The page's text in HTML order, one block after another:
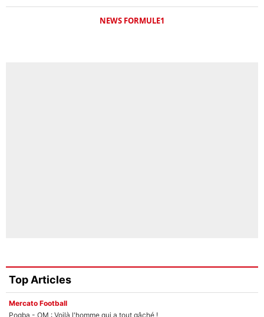
NEWS FORMULE1
Top Articles
Mercato Football
Pogba - OM : Voilà l'homme qui a tout gâché !